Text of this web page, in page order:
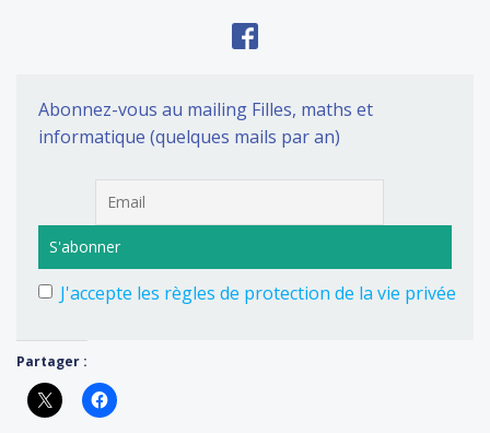
Abonnez-vous au mailing Filles, maths et
informatique (quelques mails par an)
J'accepte les règles de protection de la vie privée
Partager :